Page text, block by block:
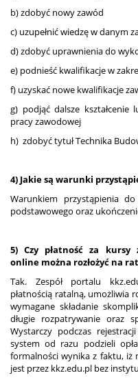
b) zdobyć nowy zawód
c) uzupełnić wiedzę w danym
d) zdobyć uprawnienia do
e) podnieść kwalifikacje w
f) uzyskać nowe kwalifikacje
g) podjąć dalsze
pracy zawodowej
h) zdobyć tytuł Technika
4) Jakie są warunki
Warunkiem przystąpienia
podstawowego oraz
5) Czy płatność za kursy
online można rozłożyć na
Tak. Zespół portalu
płatnością ratalną, umożliwia
wymagane składanie
długie rozpatrywanie oraz
Wystarczy podczas
system od razu podzieli
formalności wynika z faktu, iż
jest przez kkz.edu.pl bez